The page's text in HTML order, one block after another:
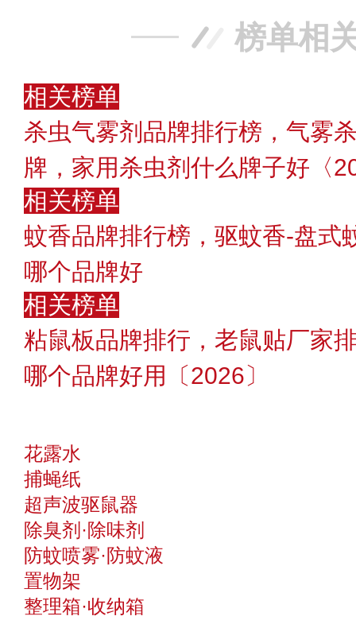
榜单相
相关榜单
杀虫气雾剂品牌排行榜，气雾
牌，家用杀虫剂什么牌子好〈
相关榜单
蚊香品牌排行榜，驱蚊香-盘式
哪个品牌好
相关榜单
粘鼠板品牌排行，老鼠贴厂家
哪个品牌好用〔2026〕
花露水
捕蝇纸
超声波驱鼠器
除臭剂·除味剂
防蚊喷雾·防蚊液
置物架
整理箱·收纳箱